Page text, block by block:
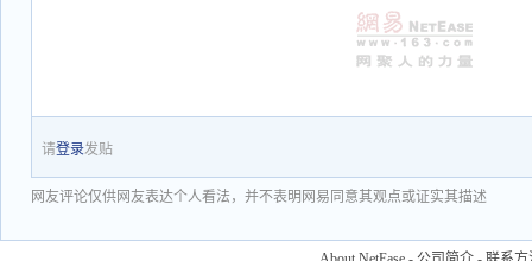
请登录发贴
网友评论仅供网友表达个人看法，并不表明网易同意其观点或证实其描述